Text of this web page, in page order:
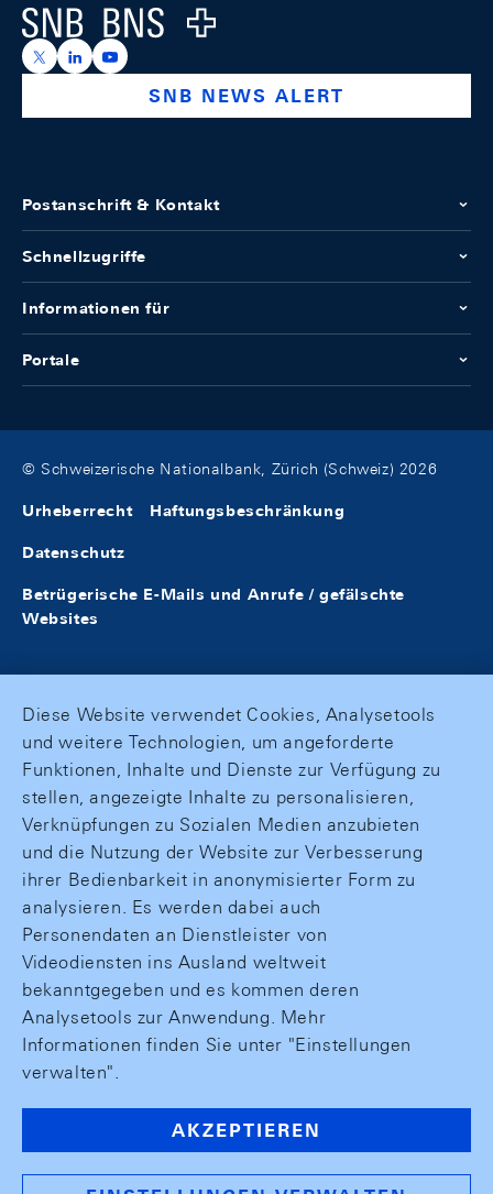
Logo
https://x.com/snb_bns
https://ch.linkedin.com/company/swiss-national-
https://www.youtube.com/@swissnationalbank
SNB NEWS ALERT
Postanschrift & Kontakt
Schnellzugriffe
Informationen für
Portale
© Schweizerische Nationalbank, Zürich (Schweiz) 2026
Urheberrecht Haftungsbeschränkung
Datenschutz
Betrügerische E-Mails und Anrufe / gefälschte
Websites
Diese Website verwendet Cookies, Analysetools
und weitere Technologien, um angeforderte
Funktionen, Inhalte und Dienste zur Verfügung zu
stellen, angezeigte Inhalte zu personalisieren,
Verknüpfungen zu Sozialen Medien anzubieten
und die Nutzung der Website zur Verbesserung
ihrer Bedienbarkeit in anonymisierter Form zu
analysieren. Es werden dabei auch
Personendaten an Dienstleister von
Videodiensten ins Ausland weltweit
bekanntgegeben und es kommen deren
Analysetools zur Anwendung. Mehr
Informationen finden Sie unter "Einstellungen
verwalten".
AKZEPTIEREN